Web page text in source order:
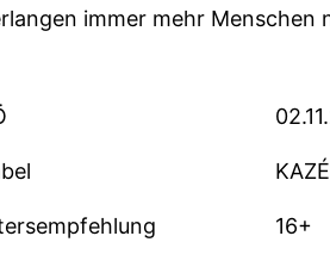
immer mehr Menschen
16+